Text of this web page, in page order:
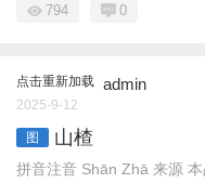
794 0
点击重新加载 admin
2025-9-12
图 山楂
拼音注音 Shān Zhā 来源